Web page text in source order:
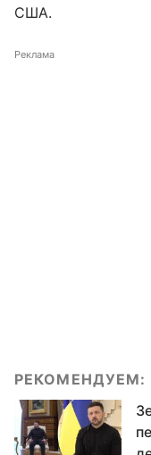
США.
Реклама
РЕКОМЕНДУЕМ: